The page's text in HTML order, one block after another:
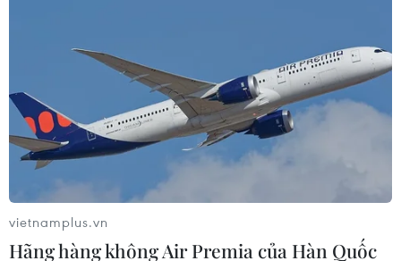
Ngày 4/1, GM cho biết doanh số bán hàng năm 2022
của họ tại Mỹ đã tăng 3% lên khoảng 2,3 triệu chiếc.
Con số này cao hơn con số báo cáo hàng năm của
Toyota là 2,1 triệu chiếc.
vietnamplus.vn
Hãng hàng không Air Premia của Hàn Quốc